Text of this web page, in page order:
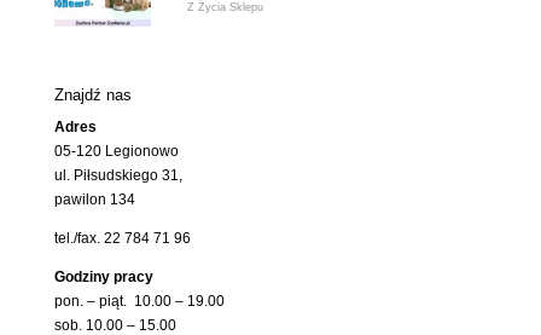
Z Życia Sklepu
Znajdź nas
Adres
05-120 Legionowo
ul. Piłsudskiego 31,
pawilon 134
tel./fax. 22 784 71 96
Godziny pracy
pon. – piąt. 10.00 – 19.00
sob. 10.00 – 15.00